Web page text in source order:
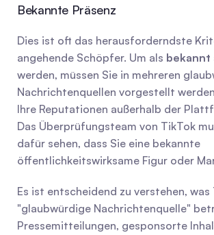
Bekannte Präsenz
Dies ist oft das herausforderndste
angehende Schöpfer. Um als bekannt
werden, müssen Sie in mehreren
Nachrichtenquellen vorgestellt
Ihre Reputationen außerhalb der
Das Überprüfungsteam von TikTok
dafür sehen, dass Sie eine bekannte
öffentlichkeitswirksame Figur oder
Es ist entscheidend zu verstehen, was
"glaubwürdige Nachrichtenquelle"
Pressemitteilungen, gesponsorte